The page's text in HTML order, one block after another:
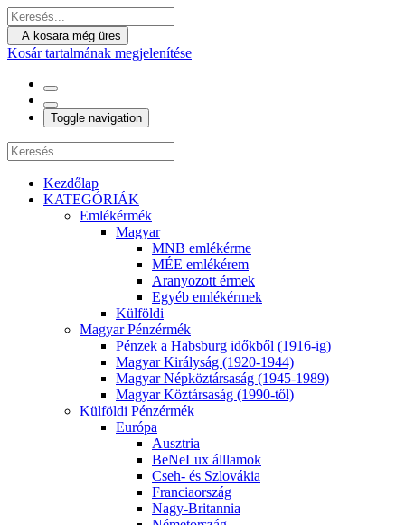
A kosara még üres
Kosár tartalmának megjelenítése
Toggle navigation
Kezdőlap
KATEGÓRIÁK
Emlékérmék
Magyar
MNB emlékérme
MÉE emlékérem
Aranyozott érmek
Egyéb emlékérmek
Külföldi
Magyar Pénzérmék
Pénzek a Habsburg időkből (1916-ig)
Magyar Királyság (1920-1944)
Magyar Népköztársaság (1945-1989)
Magyar Köztársaság (1990-től)
Külföldi Pénzérmék
Európa
Ausztria
BeNeLux álllamok
Cseh- és Szlovákia
Franciaország
Nagy-Britannia